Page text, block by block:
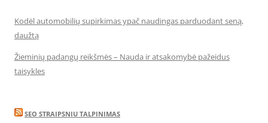
Kodėl automobilių supirkimas ypač naudingas parduodant seną,
daužtą
Žieminių padangų reikšmės – Nauda ir atsakomybė pažeidus
taisykles
SEO STRAIPSNIU TALPINIMAS